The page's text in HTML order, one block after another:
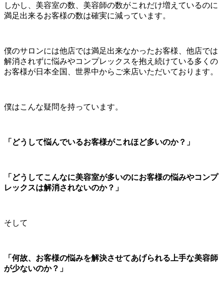
しかし、美容室の数、美容師の数がこれだけ増えているのに
満足出来るお客様の数は確実に減っています。
僕のサロンには他店では満足出来なかったお客様、他店では
解消されずに悩みやコンプレックスを抱え続けている多くの
お客様が日本全国、世界中からご来店いただいております。
僕はこんな疑問を持っています。
「どうして悩んでいるお客様がこれほど多いのか？」
「どうしてこんなに美容室が多いのにお客様の悩みやコンプ
レックスは解消されないのか？」
そして
「何故、お客様の悩みを解決させてあげられる上手な美容師
が少ないのか？」